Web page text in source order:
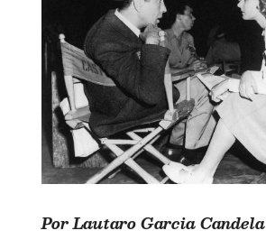
Por Lautaro Garcia Candela